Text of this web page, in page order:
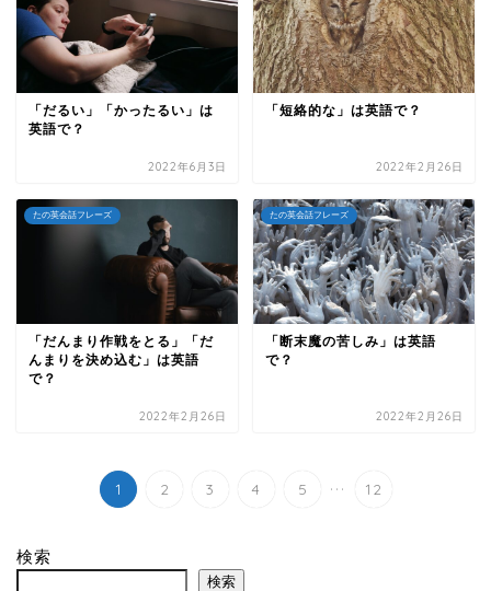
「だるい」「かったるい」は
英語で？
2022年6月3日
「短絡的な」は英語で？
2022年2月26日
たの英会話フレーズ
「だんまり作戦をとる」「だ
んまりを決め込む」は英語
で？
2022年2月26日
たの英会話フレーズ
「断末魔の苦しみ」は英語
で？
2022年2月26日
1 2 3 4 5 ... 12
検索
検索